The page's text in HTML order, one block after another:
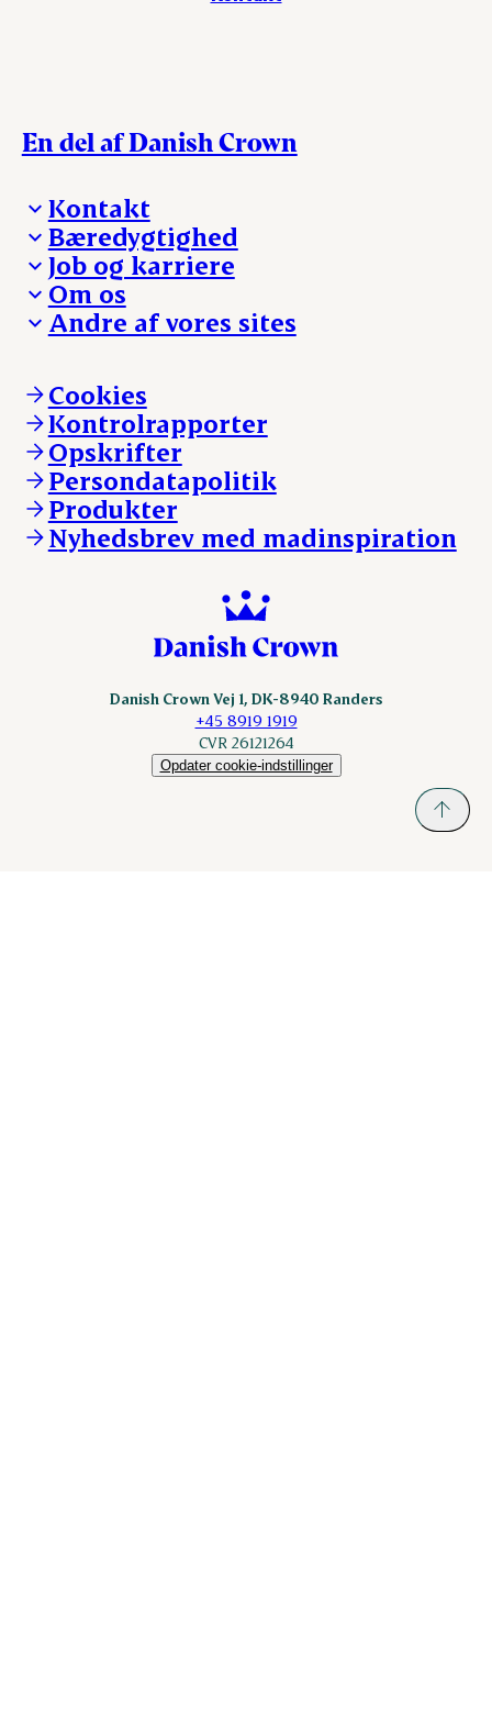
En del af Danish Crown
Kontakt
Besøg Danish Crown
Presse og nyheder
Reklamationer
Whistleblower
Øvrige henvendelser
Bæredygtighed
Fra jord til bord
Hverdagen
Ansvarlighed og nøgletal
Job og karriere
Arbejd med os
Ledige stillinger
Om os
Hvem er vi
Vores resultater
Vores lokationer
Kontakt
Andre af vores sites
Andelsejere - kreatur
Danishcrownprofessional.com
DAT-Schaub.com
ESS-FOOD.com
Fonden Dansk Gastronomi
KLS.se
nordicspoor.com
Scanhide.dk
Cookies
Kontrolrapporter
Opskrifter
Persondatapolitik
Produkter
Nyhedsbrev med madinspiration
Danish Crown Vej 1, DK-8940 Randers
+45 8919 1919
CVR 26121264
Opdater cookie-indstillinger